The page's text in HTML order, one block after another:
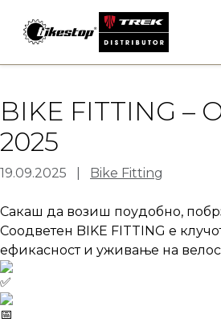
content
BIKE FITTING –
2025
19.09.2025 | Bike Fitting
Сакаш да возиш поудобно,
Соодветен BIKE FITTING е
ефикасност и уживање на